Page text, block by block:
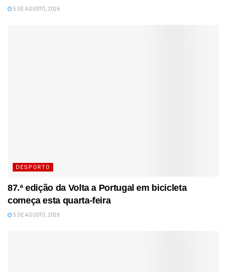
5 DE AGOSTO, 2026
DESPORTO
87.ª edição da Volta a Portugal em bicicleta
começa esta quarta-feira
5 DE AGOSTO, 2026